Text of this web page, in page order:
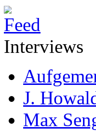
Interviews
J.
Max